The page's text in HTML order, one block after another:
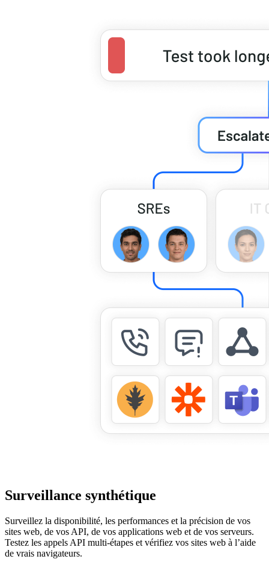
Surveillance synthétique
Surveillez la disponibilité, les performances et la précision de vos
sites web, de vos API, de vos applications web et de vos serveurs.
Testez les appels API multi-étapes et vérifiez vos sites web à l’aide
de vrais navigateurs.